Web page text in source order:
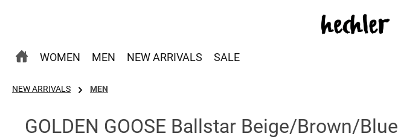
WOMEN MEN NEW ARRIVALS SALE
NEW ARRIVALS MEN
GOLDEN GOOSE Ballstar Beige/Brown/Blue